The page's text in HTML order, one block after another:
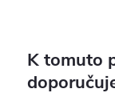
K tomuto